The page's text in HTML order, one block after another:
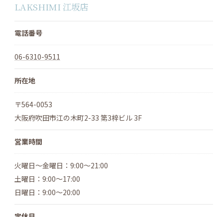
LAKSHIMI 江坂店
電話番号
06-6310-9511
所在地
〒564-0053
大阪府吹田市江の木町2-33 第3梓ビル 3F
営業時間
火曜日～金曜日：9:00～21:00
土曜日：9:00～17:00
日曜日：9:00～20:00